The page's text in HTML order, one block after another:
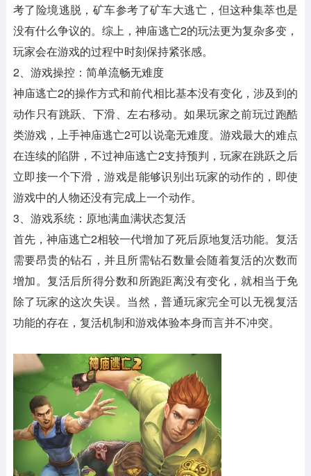
考了险境逃脱，矿车参考了矿车大逃亡，但这种集萃也是
没有什么争议的。综上，神庙逃亡2的玩法更为复杂多变，
玩家会在游戏的过程中时刻保持紧张感。
2、游戏操控：简单流畅无难度
神庙逃亡2的操作方式和前代相比基本没有变化，涉及到的
动作只有跳跃、下滑、左右移动。如果玩家之前玩过跑酷
类游戏，上手神庙逃亡2可以说毫无难度。游戏最大的难点
在连续的陷阱，不过神庙逃亡2支持预判，玩家在跳跃之后
立即接一个下滑，游戏是能够识别出玩家的动作的，即使
游戏中的人物还没有完成上一个动作。
3、游戏系统：原地满血满状态复活
首先，神庙逃亡2相较一代增加了死后原地复活功能。复活
需要昂贵的钻石，并且所需钻石数量会随着复活的次数而
增加。复活后所得分数和所跑距离没有变化，就相当于免
除了玩家的这次失误。当然，普通玩家完全可以无视复活
功能的存在，复活机制和游戏体验本身而言并不冲突。